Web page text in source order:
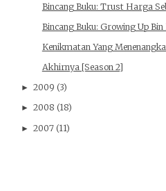
Bincang Buku: Trust Harga
Bincang Buku: Growing Up Bin
Kenikmatan Yang
Akhirnya [Season 2]
► 2009 (3)
► 2008 (18)
► 2007 (11)